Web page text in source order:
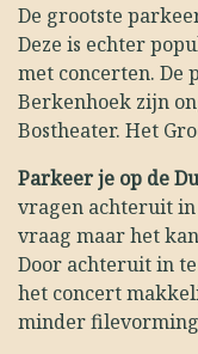
De grootste
Deze is echter
met concerten. De
Berkenhoek zijn
Bostheater. Het
Parkeer je op de
vragen achteruit
vraag maar het
Door achteruit in
het concert
minder